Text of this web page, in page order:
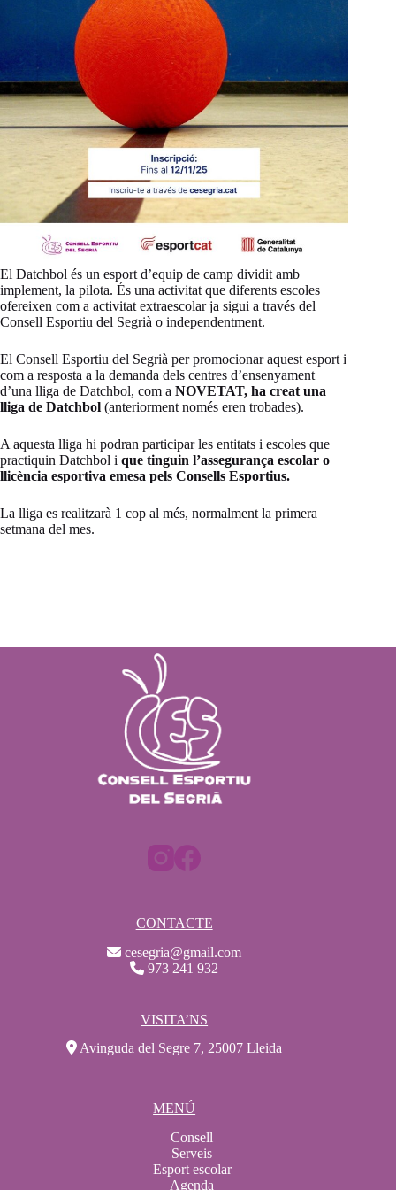
El Datchbol és un esport d’equip de camp dividit amb
implement, la pilota. És una activitat que diferents escoles
ofereixen com a activitat extraescolar ja sigui a través del
Consell Esportiu del Segrià o independentment.
El Consell Esportiu del Segrià per promocionar aquest esport i
com a resposta a la demanda dels centres d’ensenyament
d’una lliga de Datchbol, com a NOVETAT, ha creat una
lliga de Datchbol (anteriorment només eren trobades).
A aquesta lliga hi podran participar les entitats i escoles que
practiquin Datchbol i que tinguin l’assegurança escolar o
llicència esportiva emesa pels Consells Esportius.
La lliga es realitzarà 1 cop al més, normalment la primera
setmana del mes.
CONTACTE
cesegria@gmail.com
973 241 932
VISITA’NS
Avinguda del Segre 7, 25007 Lleida
MENÚ
Consell
Serveis
Esport escolar
Agenda